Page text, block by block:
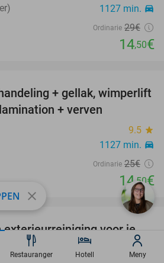
1127 min. directions_car
Ordinarie 29€
14,50€
42%
+ gellak, wimperlift
+ verven
9.5 star
1127 min. directions_car
Ordinarie 25€
14,50€
58%
favorite_border
exterieurreiniging voor je
close
Restauranger Hotell Meny